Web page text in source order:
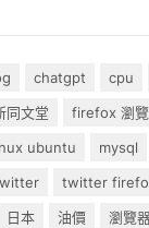
chatgpt cpu
文堂 firefox 瀏
ubuntu mysql
twitter
日本 油價 瀏覽